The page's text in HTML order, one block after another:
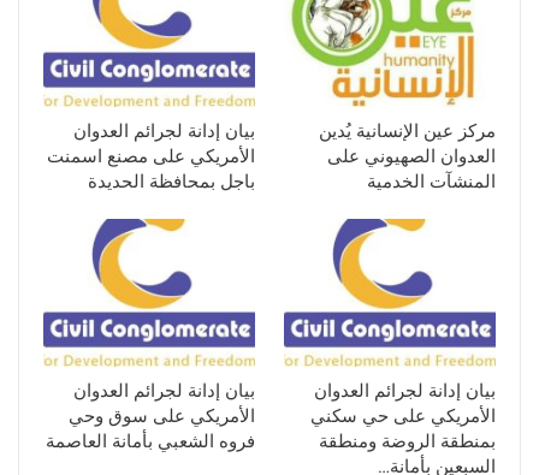
مركز عين الإنسانية يُدين
العدوان الصهيوني على
المنشآت الخدمية
بيان إدانة لجرائم العدوان
الأمريكي على مصنع اسمنت
باجل بمحافظة الحديدة
بيان إدانة لجرائم العدوان
الأمريكي على حي سكني
بمنطقة الروضة ومنطقة
السبعين بأمانة…
بيان إدانة لجرائم العدوان
الأمريكي على سوق وحي
فروه الشعبي بأمانة العاصمة